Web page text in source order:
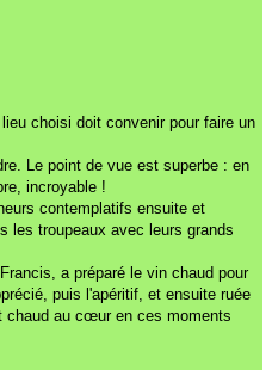
choisi doit convenir pour faire un
Le point de vue est superbe : en
incroyable !
contemplatifs ensuite et
les troupeaux avec leurs grands
a préparé le vin chaud pour
puis l'apéritif, et ensuite ruée
chaud au cœur en ces moments